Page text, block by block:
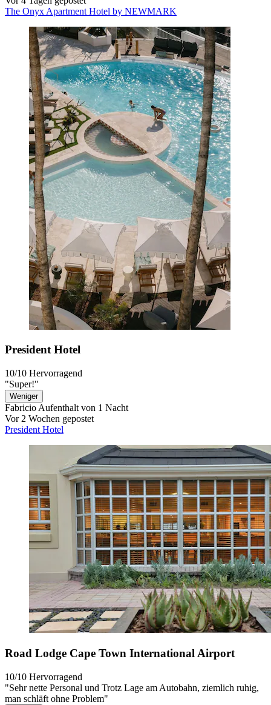
The Onyx Apartment Hotel by NEWMARK
President Hotel
10/10 Hervorragend
"Super!"
Weniger
Fabricio Aufenthalt von 1 Nacht
Vor 2 Wochen gepostet
President Hotel
Road Lodge Cape Town International Airport
10/10 Hervorragend
"Sehr nette Personal und Trotz Lage am Autobahn, ziemlich ruhig,
man schläft ohne Problem"